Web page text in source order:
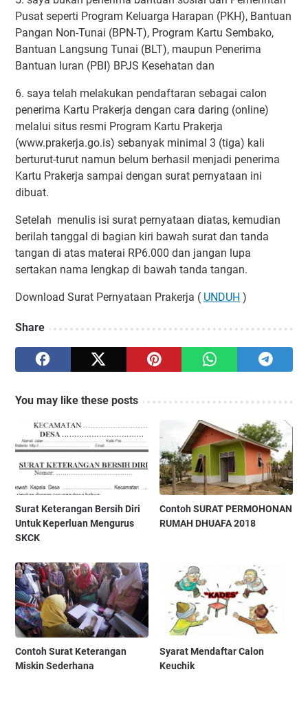
Pusat seperti Program Keluarga Harapan (PKH), Bantuan
Pangan Non-Tunai (BPN-T), Program Kartu Sembako,
Bantuan Langsung Tunai (BLT), maupun Penerima
Bantuan Iuran (PBI) BPJS Kesehatan dan
6. saya telah melakukan pendaftaran sebagai calon
penerima Kartu Prakerja dengan cara daring (online)
melalui situs resmi Program Kartu Prakerja
(www.prakerja.go.is) sebanyak minimal 3 (tiga) kali
berturut-turut namun belum berhasil menjadi penerima
Kartu Prakerja sampai dengan surat pernyataan ini
dibuat.
Setelah menulis isi surat pernyataan diatas, kemudian
berilah tanggal di bagian kiri bawah surat dan tanda
tangan di atas materai RP6.000 dan jangan lupa
sertakan nama lengkap di bawah tanda tangan.
Download Surat Pernyataan Prakerja ( UNDUH )
Share
You may like these posts
Surat Keterangan Bersih Diri
Untuk Keperluan Mengurus
SKCK
Contoh SURAT PERMOHONAN
RUMAH DHUAFA 2018
Contoh Surat Keterangan
Miskin Sederhana
Syarat Mendaftar Calon
Keuchik